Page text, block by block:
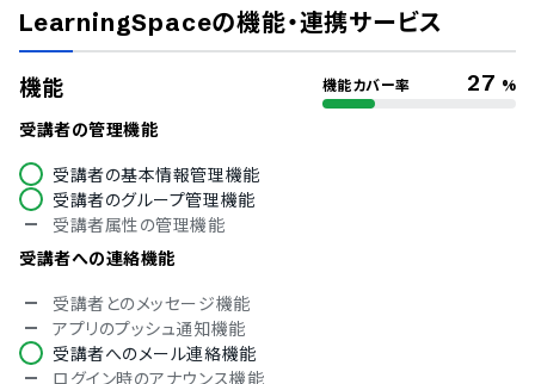
冗長化
通信の暗号化
IP制限
二要素認証・二段階認証
シングルサインオン
対応言語
中国語
デンマーク語
英語
フランス語
ドイツ語
イタリア語
LearningSpaceの機能・連携サービス
機能 機能カバー率 27 %
受講者の管理機能
受講者の基本情報管理機能
受講者のグループ管理機能
受講者属性の管理機能
受講者への連絡機能
受講者とのメッセージ機能
アプリのプッシュ通知機能
受講者へのメール連絡機能
ログイン時のアナウンス機能